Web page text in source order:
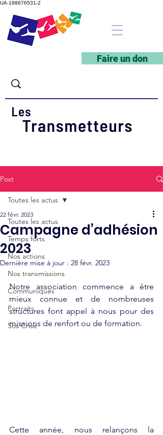
UA-188676531-2
Faire un don
Post
Toutes les actus
Temps forts
Nos actions
Nos transmissions
Communiqués
Portraits
Sos Crise
Toutes les actus
Campagne d’adhésion
2023
22 févr. 2023
Dernière mise à jour : 28 févr. 2023
Notre association commence a être
mieux connue et de nombreuses
structures font appel à nous pour des
missions de renfort ou de formation.
Cette année, nous relançons la